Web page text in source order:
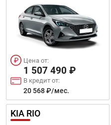
Цена от:
1 507 490 ₽
В кредит от:
20 568 ₽/мес.
KIA RIO